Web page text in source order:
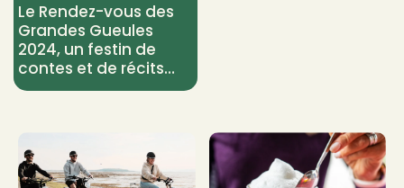
Le Rendez-vous des
Grandes Gueules
2024, un festin de
contes et de récits
captivants